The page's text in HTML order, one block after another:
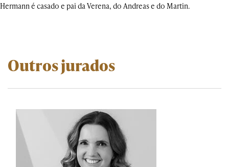
Hermann é casado e pai da Verena, do Andreas e do Martin.
Outros jurados